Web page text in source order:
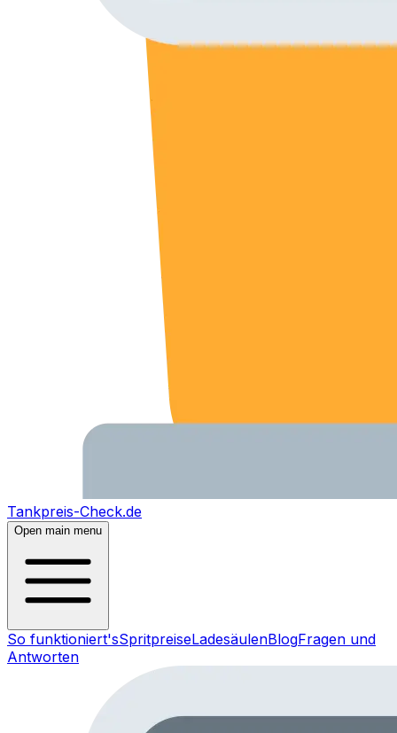
Tankpreis-Check.de
Open main menu
So funktioniert'sSpritpreiseLadesäulenBlogFragen und
Antworten